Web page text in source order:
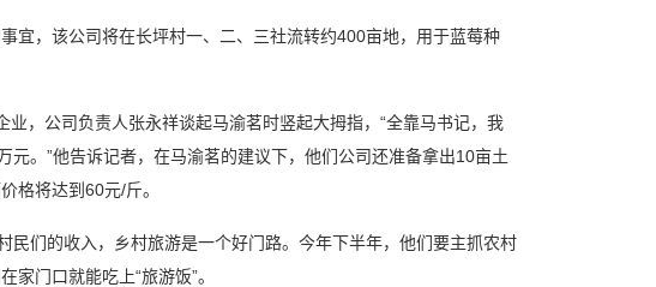
，该公司将在长坪村一、二、三社流转约400亩地，用于蓝莓种
公司负责人张永祥谈起马渝茗时竖起大拇指，“全靠马书记，我
。”他告诉记者，在马渝茗的建议下，他们公司还准备拿出10亩土
格将达到60元/斤。
们的收入，乡村旅游是一个好门路。今年下半年，他们要主抓农村
门口就能吃上“旅游饭”。